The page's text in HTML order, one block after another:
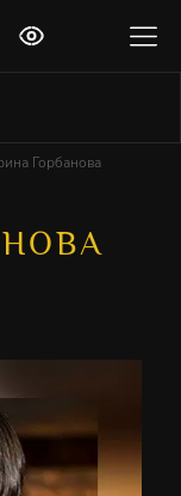
Горбанова